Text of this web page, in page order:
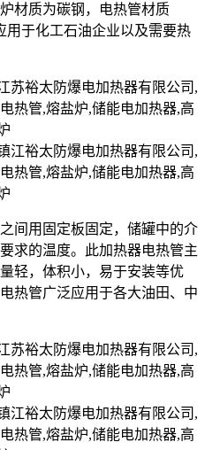
材质为碳钢，电热管材质
用于化工石油企业以及需要热
间用固定板固定，储罐中的介
求的温度。此加热器电热管主
轻，体积小，易于安装等优
热管广泛应用于各大油田、中